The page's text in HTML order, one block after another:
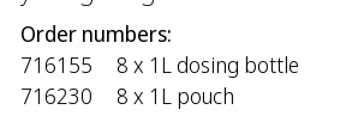
Order numbers:
716155
8 x 1L dosing bottle
716230
8 x 1L pouch